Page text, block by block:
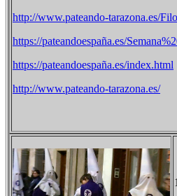
http://www.pateando-tarazona.es/
https://pateandoespaña.es/
https://pateandoespaña.es/index.html
http://www.pateando-tarazona.es/